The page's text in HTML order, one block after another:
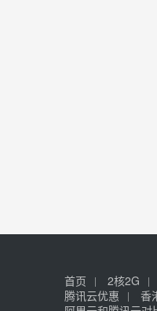
首页 2核2G
腾讯云优惠
香